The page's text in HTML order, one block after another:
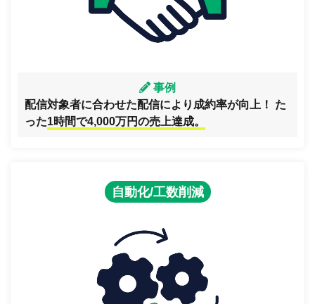
事例
配信対象者に合わせた配信により成約率が向上！ た
った1時間で4,000万円の売上達成。
自動化/工数削減